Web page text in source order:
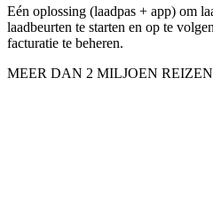
Eén oplossing (laadpas + app) om
laadbeurten te starten en op te
facturatie te beheren.
MEER DAN 2 MILJOEN